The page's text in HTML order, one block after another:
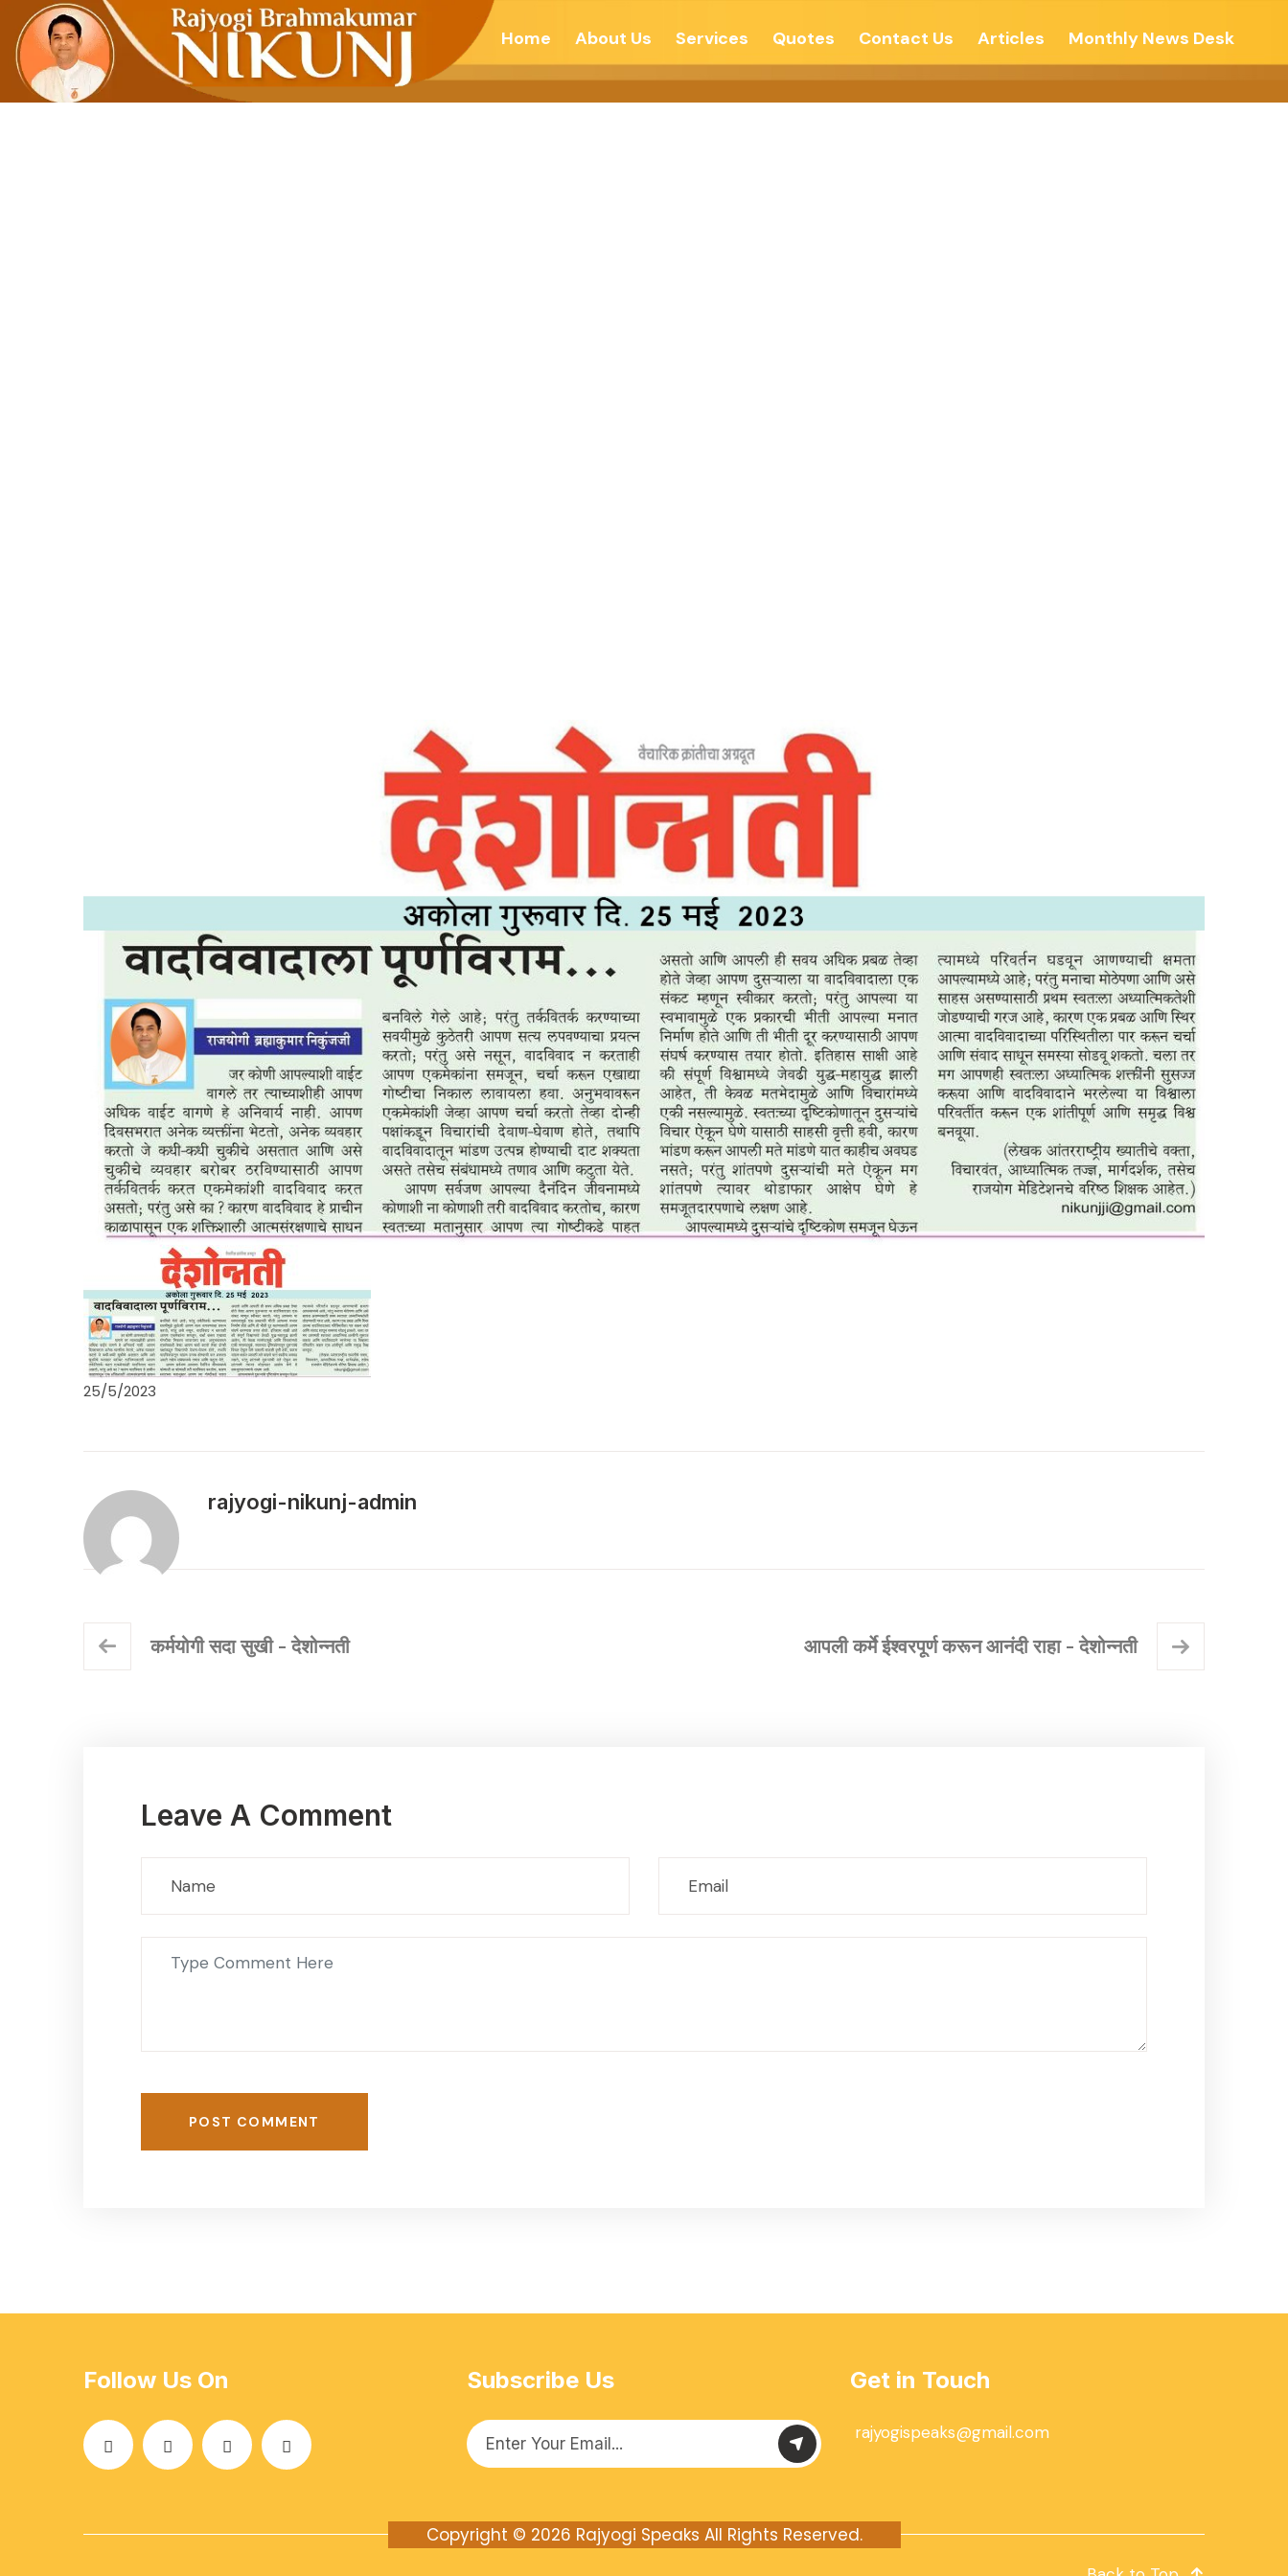
Home About Us Services Quotes Contact Us Articles Monthly News Desk
25/5/2023
rajyogi-nikunj-admin
कर्मयोगी सदा सुखी - देशोन्नती आपली कर्मे ईश्वरपूर्ण करून आनंदी राहा - देशोन्नती
Leave A Comment
POST COMMENT
Follow Us On Subscribe Us Get in Touch
rajyogispeaks@gmail.com
Copyright © 2026 Rajyogi Speaks All Rights Reserved.